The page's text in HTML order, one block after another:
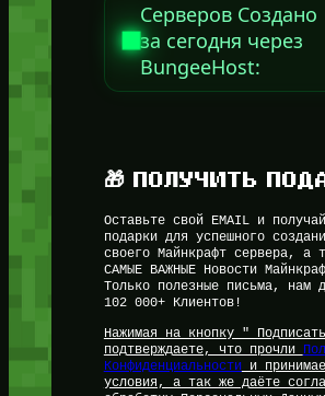
Серверов Создано
за сегодня через
BungeeHost:
🎁 ПОЛУЧИТЬ
Оставьте свой EMAIL и
подарки для успешного
своего Майнкрафт сервера, а
САМЫЕ ВАЖНЫЕ Новости
Только полезные письма, нам
102 000+ Клиентов!
Нажимая на кнопку "
подтверждаете, что прочли
Конфиденциальностии
условия, а так же даёте